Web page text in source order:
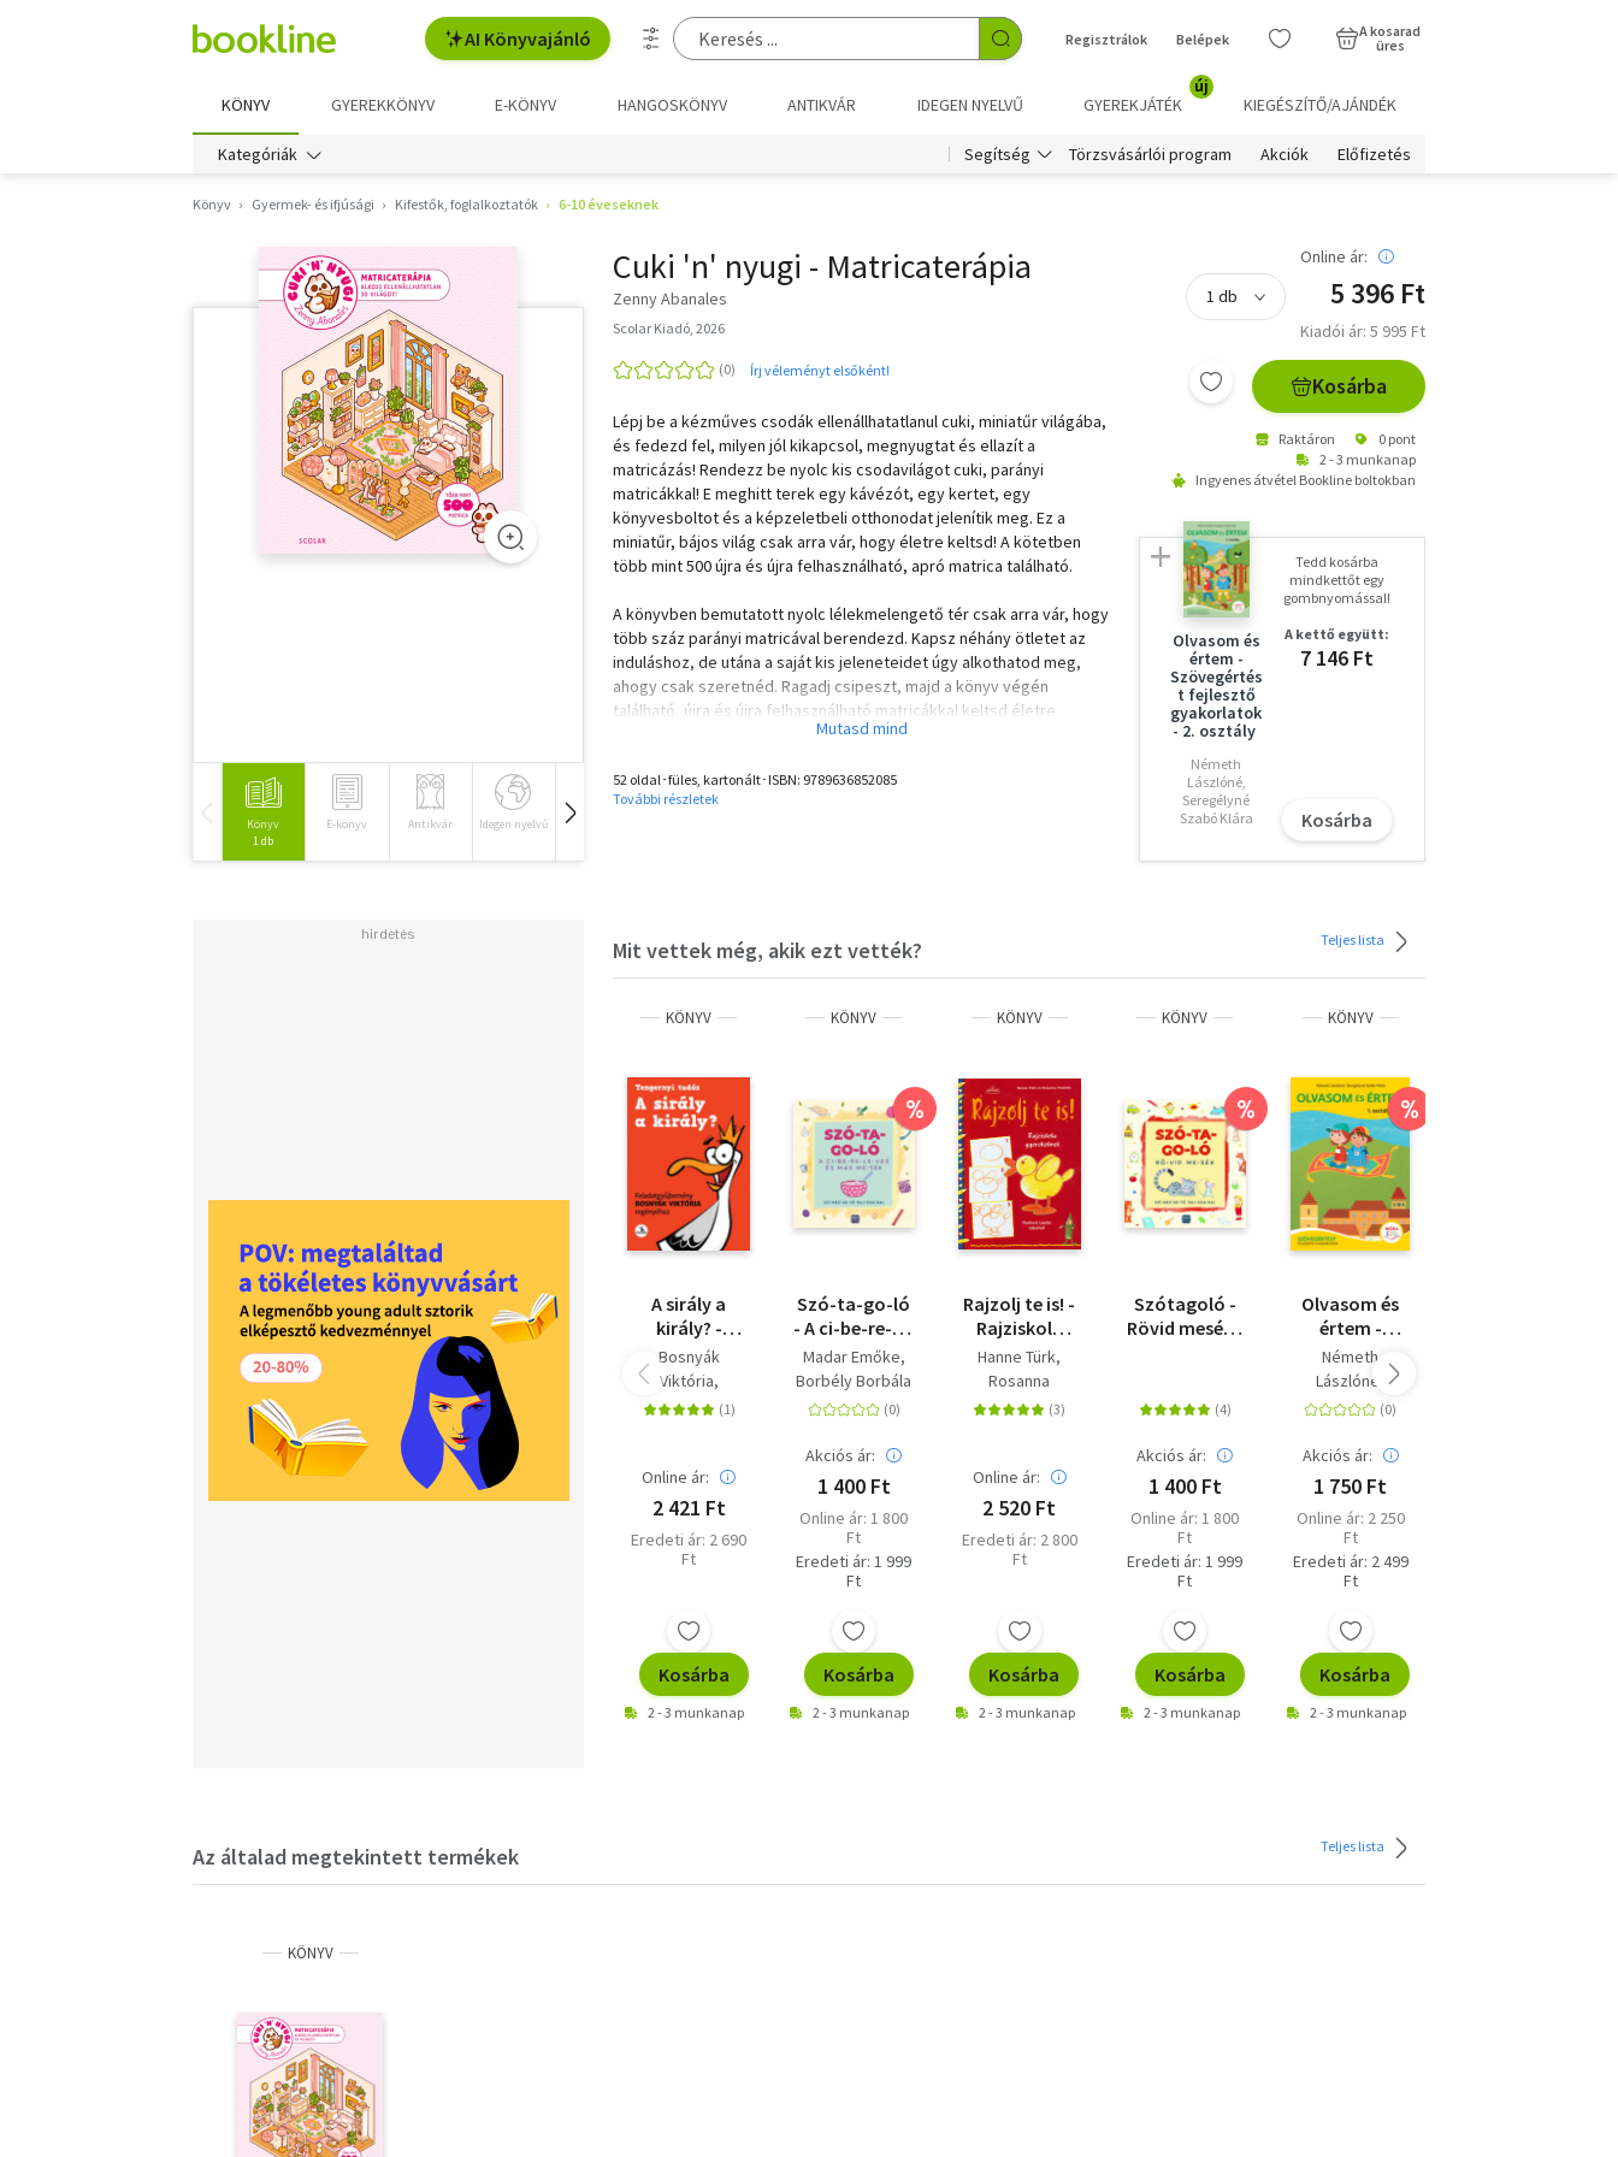
AI Könyvajánló Regisztrálok Belépek
A kosarad
üres
KÖNYV GYEREKKÖNYV E-KÖNYV HANGOSKÖNYV ANTIKVÁR IDEGEN NYELVŰ GYEREKJÁTÉK
új
KIEGÉSZÍTŐ/AJÁNDÉK
Kategóriák Segítség Törzsvásárlói program Akciók Előfizetés
Könyv Gyermek- és ifjúsági Kifestők, foglalkoztatók 6-10 éveseknek
Könyv
1 db
E-könyv Antikvár Idegen nyelvű Hangoskönyv
Cuki 'n' nyugi - Matricaterápia
Zenny Abanales
Scolar Kiadó, 2026
Írj véleményt elsőként!
Lépj be a kézműves csodák ellenállhatatlanul cuki, miniatűr világába,
és fedezd fel, milyen jól kikapcsol, megnyugtat és ellazít a
matricázás! Rendezz be nyolc kis csodavilágot cuki, parányi
matricákkal! E meghitt terek egy kávézót, egy kertet, egy
könyvesboltot és a képzeletbeli otthonodat jelenítik meg. Ez a
miniatűr, bájos világ csak arra vár, hogy életre keltsd! A kötetben
több mint 500 újra és újra felhasználható, apró matrica található.
A könyvben bemutatott nyolc lélekmelengető tér csak arra vár, hogy
több száz parányi matricával berendezd. Kapsz néhány ötletet az
induláshoz, de utána a saját kis jeleneteidet úgy alkothatod meg,
ahogy csak szeretnéd. Ragadj csipeszt, majd a könyv végén
található, újra és újra felhasználható matricákkal keltsd életre
önmagad cuki és meghitt világát!
A matricaterápiát minden korosztálynak ajánljuk.
52 oldal･füles, kartonált･ISBN: 9789636852085
További részletek
Online ár:
5 396 Ft
Kiadói ár: 5 995 Ft
Kosárba
Raktáron
0 pont
2 - 3 munkanap
Ingyenes átvétel Bookline boltokban
Olvasom és
értem -
Szövegértés
t fejlesztő
gyakorlatok
- 2. osztály
Németh
Lászlóné,
Seregélyné
Szabó Klára
Tedd kosárba
mindkettőt egy
gombnyomással!
A kettő együtt:
7 146 Ft
Kosárba
Mit vettek még, akik ezt vették? Teljes lista
KÖNYV
A sirály a
király? -
Feladatgyűjtemény
Bosnyák
Viktória
regényéhez
Bosnyák
Viktória
Hevérné Kanyó
Online ár:
2 421 Ft
Eredeti ár: 2 690
Ft
Kosárba
2 - 3 munkanap
KÖNYV
%
Szó-ta-go-ló
- A ci-be-re-le-
ves és más
me-sék - Szí-
nez-he-tő raj-
zok-kal
Madar Emőke
Borbély Borbála
Akciós ár:
1 400 Ft
Online ár: 1 800
Ft
Eredeti ár: 1 999
Ft
Kosárba
2 - 3 munkanap
KÖNYV
Rajzolj te is! -
Rajziskola
gyerekeknek
Hanne Türk
Rosanna
Pradella
Online ár:
2 520 Ft
Eredeti ár: 2 800
Ft
Kosárba
2 - 3 munkanap
KÖNYV
%
Szótagoló -
Rövid mesék -
Akciós ár:
1 400 Ft
Online ár: 1 800
Ft
Eredeti ár: 1 999
Ft
Kosárba
2 - 3 munkanap
KÖNYV
%
Olvasom és
értem -
Szövegértést
fejlesztő
gyakorlatok -
1. osztály
Németh
Lászlóné
Seregélyné
Akciós ár:
1 750 Ft
Online ár: 2 250
Ft
Eredeti ár: 2 499
Ft
Kosárba
2 - 3 munkanap
Az általad megtekintett termékek Teljes lista
KÖNYV